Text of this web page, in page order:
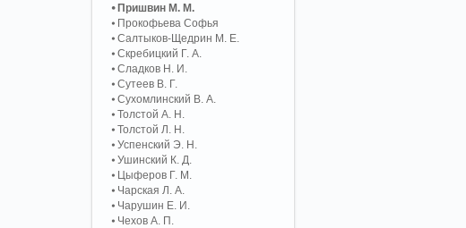
Пришвин М. М.
Прокофьева Софья
Салтыков-Щедрин М. Е.
Скребицкий Г. А.
Сладков Н. И.
Сутеев В. Г.
Сухомлинский В. А.
Толстой А. Н.
Толстой Л. Н.
Успенский Э. Н.
Ушинский К. Д.
Цыферов Г. М.
Чарская Л. А.
Чарушин Е. И.
Чехов А. П.